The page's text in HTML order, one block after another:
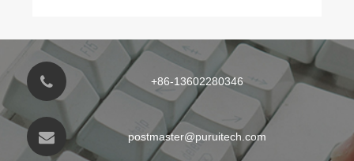
+86-13602280346
postmaster@puruitech.com